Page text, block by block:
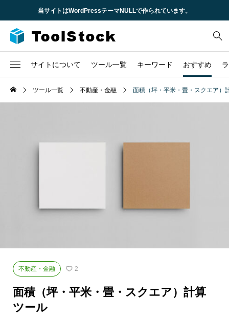
当サイトはWordPressテーマNULLで作られています。
サイトについて ツール一覧 キーワード おすすめ
2 不動産
企業概要ツール一覧 不動産・金融 面積（坪・平米・畳・スクエア）
不動産・金融 2
面積（坪・平米・畳・スクエア）計算
ツール